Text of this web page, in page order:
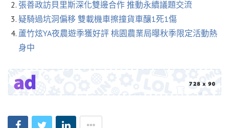
張善政訪貝里斯深化雙邊合作 推動永續議題交流
疑騎過坑洞偏移 雙載機車擦撞貨車釀1死1傷
蘆竹炫YA夜農遊季獲好評 桃園農業局曝秋季限定活動熱
身中